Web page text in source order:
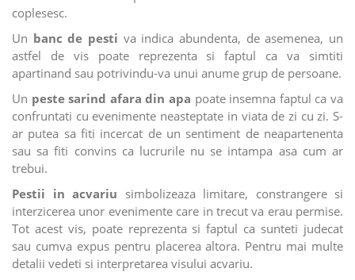
coplesesc.
Un banc de pesti va indica abundenta, de asemenea, un
astfel de vis poate reprezenta si faptul ca va simtiti
apartinand sau potrivindu-va unui anume grup de persoane.
Un peste sarind afara din apa poate insemna faptul ca va
confruntati cu evenimente neasteptate in viata de zi cu zi. S-
ar putea sa fiti incercat de un sentiment de neapartenenta
sau sa fiti convins ca lucrurile nu se intampa asa cum ar
trebui.
Pestii in acvariu simbolizeaza limitare, constrangere si
interzicerea unor evenimente care in trecut va erau permise.
Tot acest vis, poate reprezenta si faptul ca sunteti judecat
sau cumva expus pentru placerea altora. Pentru mai multe
detalii vedeti si interpretarea visului acvariu.